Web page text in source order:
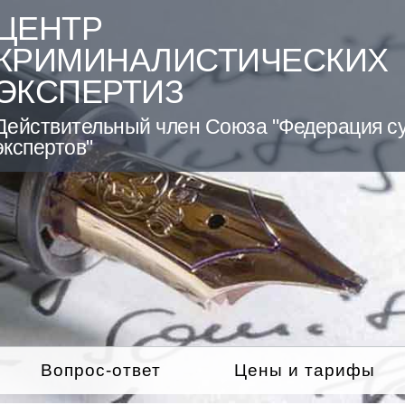
член Союза "Федерация
Вопрос-ответ Цены и тарифы